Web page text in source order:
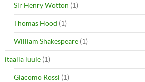
Sir Henry Wotton (1)
Thomas Hood (1)
William Shakespeare (1)
itaalia luule (1)
Giacomo Rossi (1)